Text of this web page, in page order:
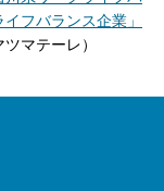
イフバランス企業」
マテーレ）